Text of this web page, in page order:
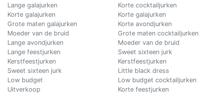
Lange galajurken
Korte galajurken
Grote maten galajurken
Moeder van de bruid
Lange avondjurken
Lange feestjurken
Kerstfeestjurken
Sweet sixteen jurk
Low budget
Uitverkoop
Korte cocktailjurken
Korte galajurken
Korte avondjurken
Grote maten cocktailjurken
Moeder van de bruid
Sweet sixteen jurk
Kerstfeestjurken
Little black dress
Low budget cocktailjurken
Korte feestjurken